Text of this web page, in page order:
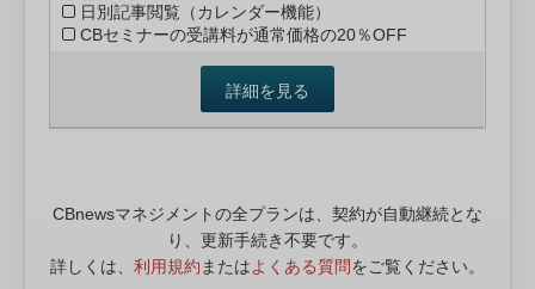
日別記事閲覧（カレンダー機能）
CBセミナーの受講料が通常価格の20％OFF
詳細を見る
CBnewsマネジメントの全プランは、契約が自動継続とな
り、更新手続き不要です。
詳しくは、 利用規約 またはよくある質問をご覧ください。